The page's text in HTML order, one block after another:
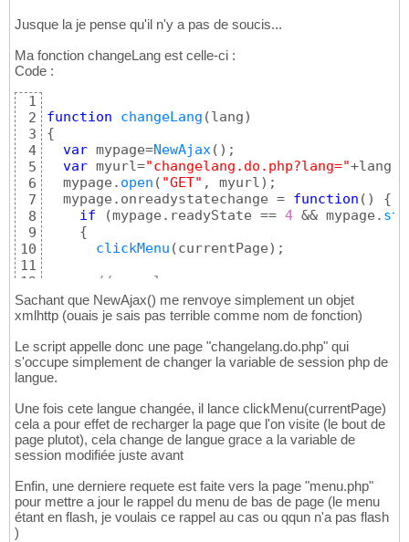
Jusque la je pense qu'il n'y a pas de soucis...
Ma fonction changeLang est celle-ci :
Code :
1
2
3
4
5
6
7
8
9
10
11
12
13
14
16
17
18
20
21
22
23
24
25
26
function changeLang (lang)
{
var mypage=NewAjax( ) ;
var myurl="changelang.do.php?lang="+lang;
  mypage.
open ( "GET" , myurl) ;
  mypage.onreadystatechange =
function ( )
{
if
(mypage.readyState == 4 && mypage.
{
clickMenu (currentPage) ;
//rappel menu
var mymenu=NewAjax();
      mymenu.
open("GET", "menu.php");
if ( mymenu.readyState == 4 &&
{
}
      mymenu.
send(null) ;
}
  mypage.
send(null)
}
Sachant que NewAjax() me renvoye simplement un objet
xmlhttp (ouais je sais pas terrible comme nom de fonction)
Le script appelle donc une page "changelang.do.php" qui
s'occupe simplement de changer la variable de session php de
langue.
Une fois cete langue changée, il lance clickMenu(currentPage)
cela a pour effet de recharger la page que l'on visite (le bout de
page plutot), cela change de langue grace a la variable de
session modifiée juste avant
Enfin, une derniere requete est faite vers la page "menu.php"
pour mettre a jour le rappel du menu de bas de page (le menu
étant en flash, je voulais ce rappel au cas ou qqun n'a pas flash
)